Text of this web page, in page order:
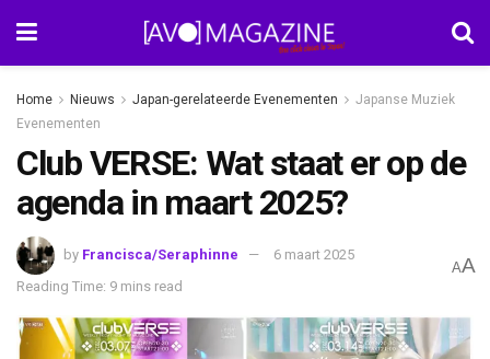
Home Nieuws Japan-gerelateerde Evenementen
Japanse Muziek
Evenementen
Club VERSE: Wat staat er op de
agenda in maart 2025?
by Francisca/Seraphinne
6 maart 2025
Reading Time: 9 mins read
AA